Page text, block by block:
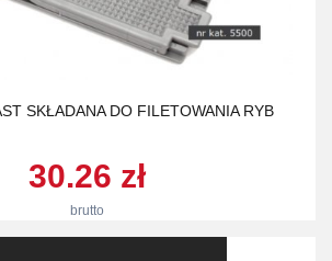
SKŁADANA DO FILETOWANIA RYB
30.26 zł
brutto